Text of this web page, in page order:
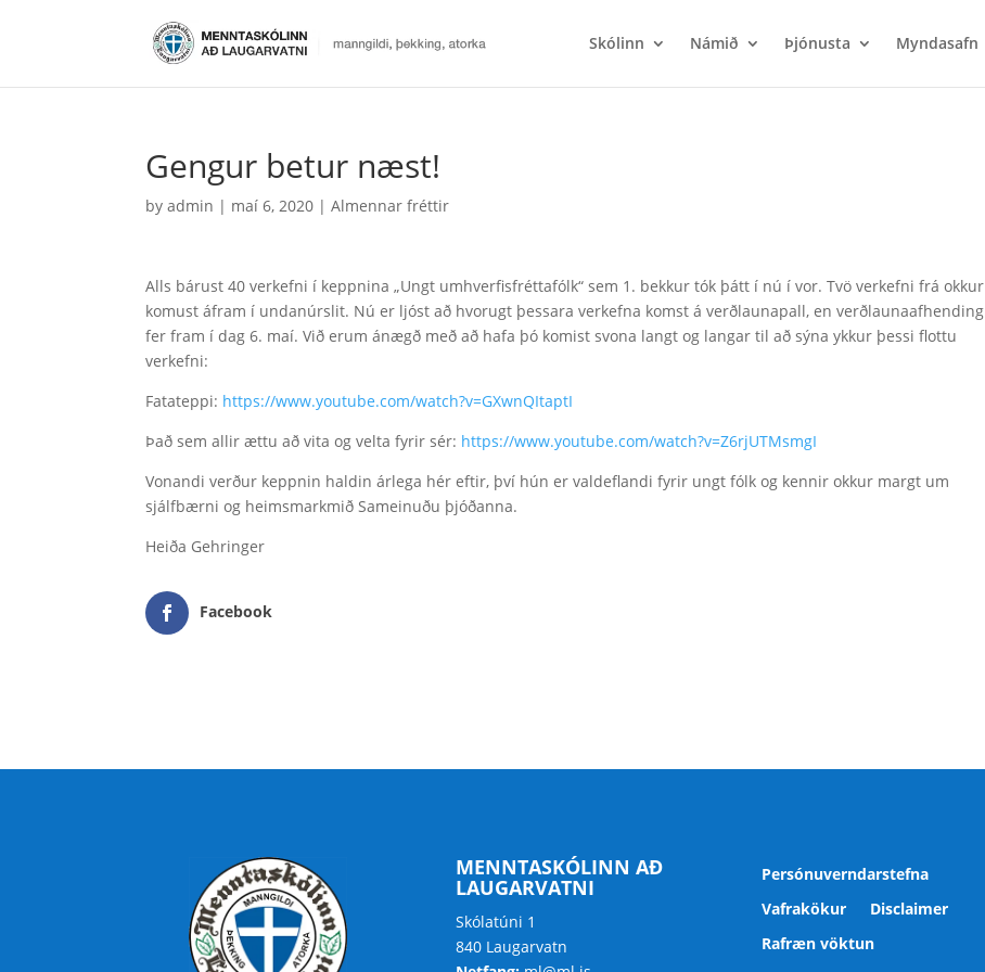
Skólinn Námið Þjónusta Myndasafn
Gengur betur næst!
byadmin | maí 6, 2020 |Almennar fréttir
Alls bárust 40 verkefni í keppnina „Ungt umhverfisfréttafólk“ sem 1. bekkur tók þátt í nú í vor. Tvö verkefni frá okkur
komust áfram í undanúrslit. Nú er ljóst að hvorugt þessara verkefna komst á verðlaunapall, en verðlaunaafhending
fer fram í dag 6. maí. Við erum ánægð með að hafa þó komist svona langt og langar til að sýna ykkur þessi flottu
verkefni:
Fatateppi: https://www.youtube.com/watch?v=GXwnQItaptI
Það sem allir ættu að vita og velta fyrir sér: https://www.youtube.com/watch?v=Z6rjUTMsmgI
Vonandi verður keppnin haldin árlega hér eftir, því hún er valdeflandi fyrir ungt fólk og kennir okkur margt um
sjálfbærni og heimsmarkmið Sameinuðu þjóðanna.
Heiða Gehringer
Facebook
MENNTASKÓLINN AÐ
LAUGARVATNI
Skólatúni 1
840 Laugarvatn
Persónuverndarstefna
Vafrakökur
Disclaimer
Rafræn vöktun